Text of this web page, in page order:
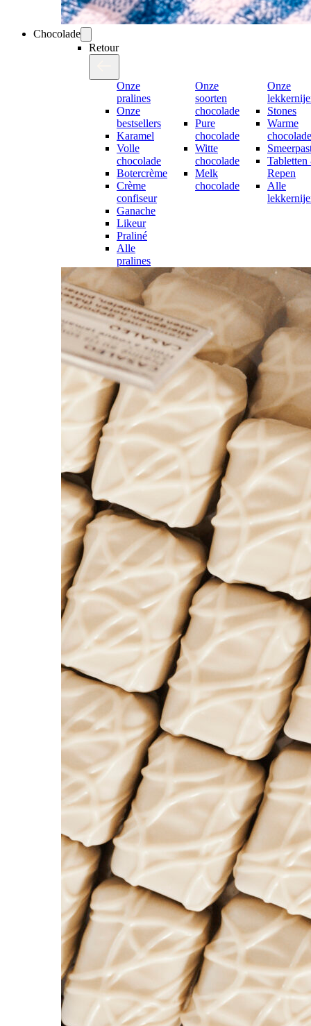
Chocolade
Retour
Onze
pralines
Onze
bestsellers
Karamel
Volle
chocolade
Botercrème
Crème
confiseur
Ganache
Likeur
Praliné
Alle
pralines
Onze
soorten
chocolade
Pure
chocolade
Witte
chocolade
Melk
chocolade
Onze
Stones
Warme
Repen
Alle